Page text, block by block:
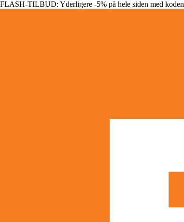
FLASH-TILBUD: Yderligere -5% på hele siden med koden